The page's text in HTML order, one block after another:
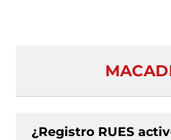
¿Registro RUES